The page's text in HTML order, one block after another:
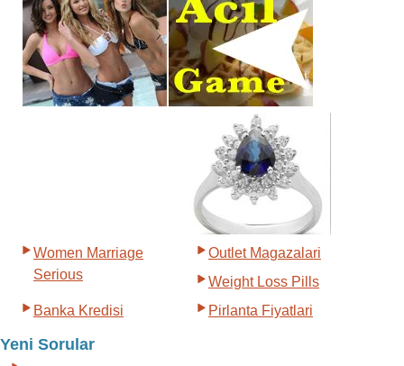
Women Marriage
Serious
Outlet Magazalari
Weight Loss Pills
Banka Kredisi
Pirlanta Fiyatlari
Yeni Sorular